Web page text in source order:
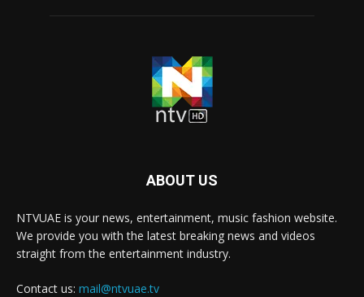
ABOUT US
NTVUAE is your news, entertainment, music fashion website.
We provide you with the latest breaking news and videos
straight from the entertainment industry.
Contact us: mail@ntvuae.tv